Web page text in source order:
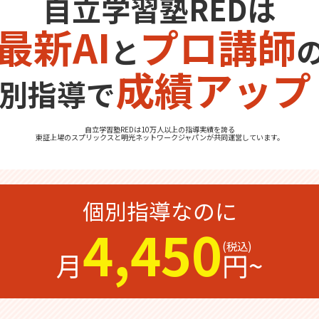
自立学習塾REDは
新AIとプロ講師
指導で成績アッ
自立学習塾REDは10万人以上の指導実績を誇る
東証上場の スプリックスと明光ネットワークジャパンが共同運営しています。
個別指導なのに
月4,450円~